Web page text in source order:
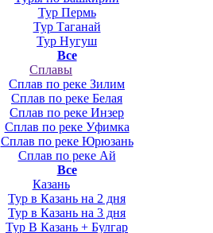
Тур Пермь
Тур Таганай
Тур Нугуш
Все
Сплавы
Сплав по реке Зилим
Сплав по реке Белая
Сплав по реке Инзер
Сплав по реке Уфимка
Сплав по реке Юрюзань
Сплав по реке Ай
Все
Казань
Тур в Казань на 2 дня
Тур в Казань на 3 дня
Тур В Казань + Булгар